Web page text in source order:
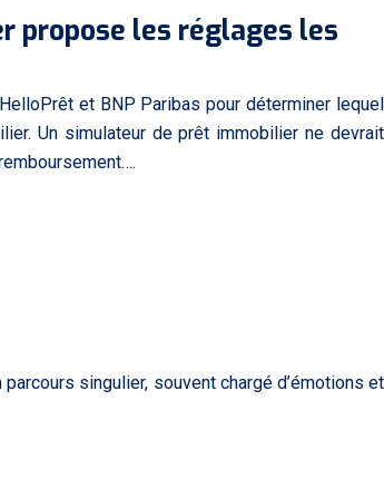
propose les réglages les
et BNP Paribas pour déterminer lequel
Un simulateur de prêt immobilier ne devrait
singulier, souvent chargé d’émotions et